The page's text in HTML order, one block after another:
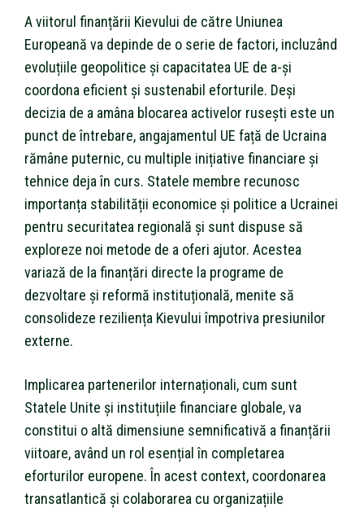
A viitorul finanțării Kievului de către Uniunea
Europeană va depinde de o serie de factori, incluzând
evoluțiile geopolitice și capacitatea UE de a-și
coordona eficient și sustenabil eforturile. Deși
decizia de a amâna blocarea activelor rusești este un
punct de întrebare, angajamentul UE față de Ucraina
rămâne puternic, cu multiple inițiative financiare și
tehnice deja în curs. Statele membre recunosc
importanța stabilității economice și politice a Ucrainei
pentru securitatea regională și sunt dispuse să
exploreze noi metode de a oferi ajutor. Acestea
variază de la finanțări directe la programe de
dezvoltare și reformă instituțională, menite să
consolideze reziliența Kievului împotriva presiunilor
externe.
Implicarea partenerilor internaționali, cum sunt
Statele Unite și instituțiile financiare globale, va
constitui o altă dimensiune semnificativă a finanțării
viitoare, având un rol esențial în completarea
eforturilor europene. În acest context, coordonarea
transatlantică și colaborarea cu organizațiile